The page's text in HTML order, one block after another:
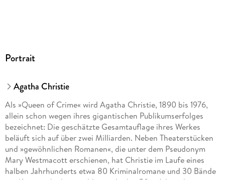
Portrait
Agatha Christie
Als »Queen of Crime« wird Agatha Christie, 1890 bis 1976,
allein schon wegen ihres gigantischen Publikumserfolges
bezeichnet: Die geschätzte Gesamtauflage ihres Werkes
beläuft sich auf über zwei Milliarden. Neben Theaterstücken
und »gewöhnlichen Romanen«, die unter dem Pseudonym
Mary Westmacott erschienen, hat Christie im Laufe eines
halben Jahrhunderts etwa 80 Kriminalromane und 30 Bände
mit Kurzgeschichten publiziert. In den 50er Jahren begann